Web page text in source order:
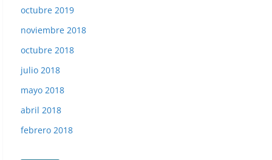
octubre 2019
noviembre 2018
octubre 2018
julio 2018
mayo 2018
abril 2018
febrero 2018